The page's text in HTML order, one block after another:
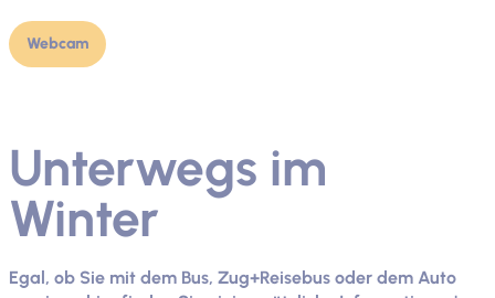
Webcam
Unterwegs im
Winter
Egal, ob Sie mit dem Bus, Zug+Reisebus oder dem Auto